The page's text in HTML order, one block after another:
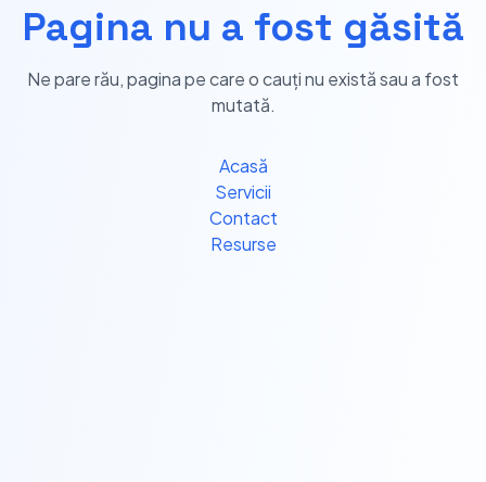
Pagina nu a fost găsită
Ne pare rău, pagina pe care o cauți nu există sau a fost
mutată.
Acasă
Servicii
Contact
Resurse